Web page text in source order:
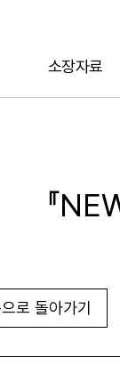
소장자료
『
로 돌아가기